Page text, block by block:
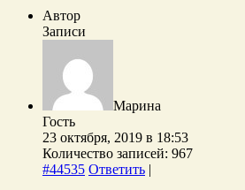
Автор
Записи
Марина
Гость
23 октября, 2019 в 18:53
Количество записей: 967
#44535 Ответить |